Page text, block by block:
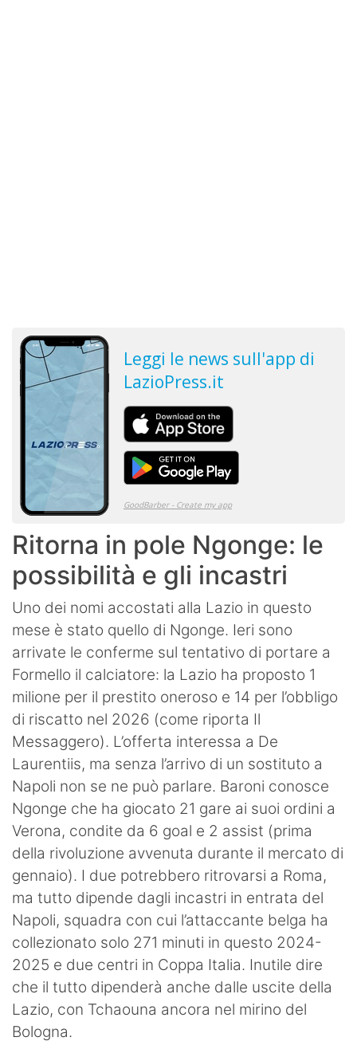
Ritorna in pole Ngonge: le
possibilità e gli incastri
Uno dei nomi accostati alla Lazio in questo
mese è stato quello di Ngonge. Ieri sono
arrivate le conferme sul tentativo di portare a
Formello il calciatore: la Lazio ha proposto 1
milione per il prestito oneroso e 14 per l’obbligo
di riscatto nel 2026 (come riporta Il
Messaggero). L’offerta interessa a De
Laurentiis, ma senza l’arrivo di un sostituto a
Napoli non se ne può parlare. Baroni conosce
Ngonge che ha giocato 21 gare ai suoi ordini a
Verona, condite da 6 goal e 2 assist (prima
della rivoluzione avvenuta durante il mercato di
gennaio). I due potrebbero ritrovarsi a Roma,
ma tutto dipende dagli incastri in entrata del
Napoli, squadra con cui l’attaccante belga ha
collezionato solo 271 minuti in questo 2024-
2025 e due centri in Coppa Italia. Inutile dire
che il tutto dipenderà anche dalle uscite della
Lazio, con Tchaouna ancora nel mirino del
Bologna.